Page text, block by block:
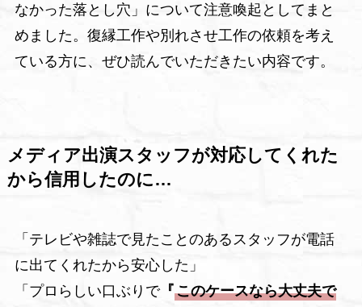
なかった落とし穴」について注意喚起としてまと
めました。復縁工作や別れさせ工作の依頼を考え
ている方に、ぜひ読んでいただきたい内容です。
メディア出演スタッフが対応してくれた
から信用したのに…
「テレビや雑誌で見たことのあるスタッフが電話
に出てくれたから安心した」
「プロらしい口ぶりで『このケースなら大丈夫で